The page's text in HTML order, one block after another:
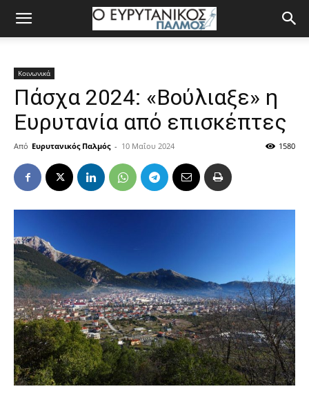
Κοινωνικά
Πάσχα 2024: «Βούλιαξε» η
Ευρυτανία από επισκέπτες
Από Ευρυτανικός Παλμός - 10 Μαΐου 2024 1580